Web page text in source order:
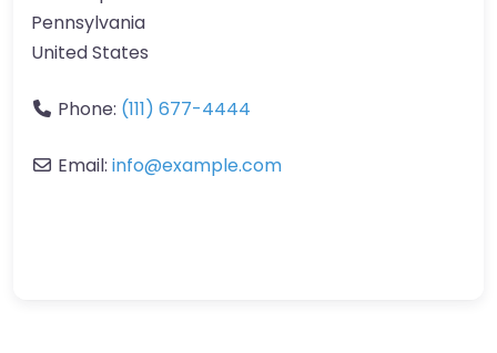
Pennsylvania
United States
Phone: (111) 677-4444
Email: info@example.com